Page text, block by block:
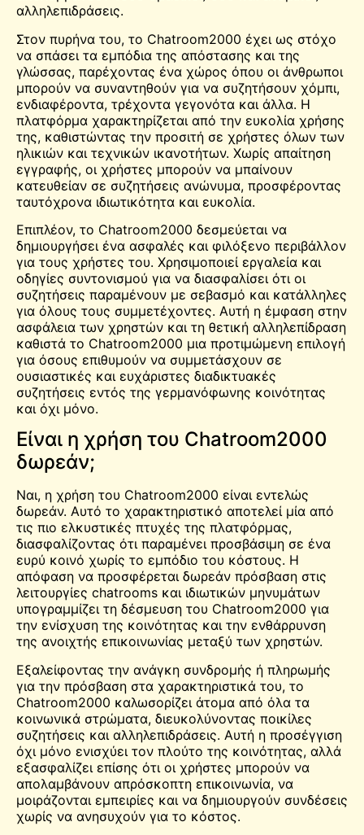
αλληλεπιδράσεις.
Στον πυρήνα του, το Chatroom2000 έχει ως στόχο
να σπάσει τα εμπόδια της απόστασης και της
γλώσσας, παρέχοντας ένα χώρος όπου οι άνθρωποι
μπορούν να συναντηθούν για να συζητήσουν χόμπι,
ενδιαφέροντα, τρέχοντα γεγονότα και άλλα. Η
πλατφόρμα χαρακτηρίζεται από την ευκολία χρήσης
της, καθιστώντας την προσιτή σε χρήστες όλων των
ηλικιών και τεχνικών ικανοτήτων. Χωρίς απαίτηση
εγγραφής, οι χρήστες μπορούν να μπαίνουν
κατευθείαν σε συζητήσεις ανώνυμα, προσφέροντας
ταυτόχρονα ιδιωτικότητα και ευκολία.
Επιπλέον, το Chatroom2000 δεσμεύεται να
δημιουργήσει ένα ασφαλές και φιλόξενο περιβάλλον
για τους χρήστες του. Χρησιμοποιεί εργαλεία και
οδηγίες συντονισμού για να διασφαλίσει ότι οι
συζητήσεις παραμένουν με σεβασμό και κατάλληλες
για όλους τους συμμετέχοντες. Αυτή η έμφαση στην
ασφάλεια των χρηστών και τη θετική αλληλεπίδραση
καθιστά το Chatroom2000 μια προτιμώμενη επιλογή
για όσους επιθυμούν να συμμετάσχουν σε
ουσιαστικές και ευχάριστες διαδικτυακές
συζητήσεις εντός της γερμανόφωνης κοινότητας
και όχι μόνο.
Είναι η χρήση του Chatroom2000
δωρεάν;
Ναι, η χρήση του Chatroom2000 είναι εντελώς
δωρεάν. Αυτό το χαρακτηριστικό αποτελεί μία από
τις πιο ελκυστικές πτυχές της πλατφόρμας,
διασφαλίζοντας ότι παραμένει προσβάσιμη σε ένα
ευρύ κοινό χωρίς το εμπόδιο του κόστους. Η
απόφαση να προσφέρεται δωρεάν πρόσβαση στις
λειτουργίες chatrooms και ιδιωτικών μηνυμάτων
υπογραμμίζει τη δέσμευση του Chatroom2000 για
την ενίσχυση της κοινότητας και την ενθάρρυνση
της ανοιχτής επικοινωνίας μεταξύ των χρηστών.
Εξαλείφοντας την ανάγκη συνδρομής ή πληρωμής
για την πρόσβαση στα χαρακτηριστικά του, το
Chatroom2000 καλωσορίζει άτομα από όλα τα
κοινωνικά στρώματα, διευκολύνοντας ποικίλες
συζητήσεις και αλληλεπιδράσεις. Αυτή η προσέγγιση
όχι μόνο ενισχύει τον πλούτο της κοινότητας, αλλά
εξασφαλίζει επίσης ότι οι χρήστες μπορούν να
απολαμβάνουν απρόσκοπτη επικοινωνία, να
μοιράζονται εμπειρίες και να δημιουργούν συνδέσεις
χωρίς να ανησυχούν για το κόστος.